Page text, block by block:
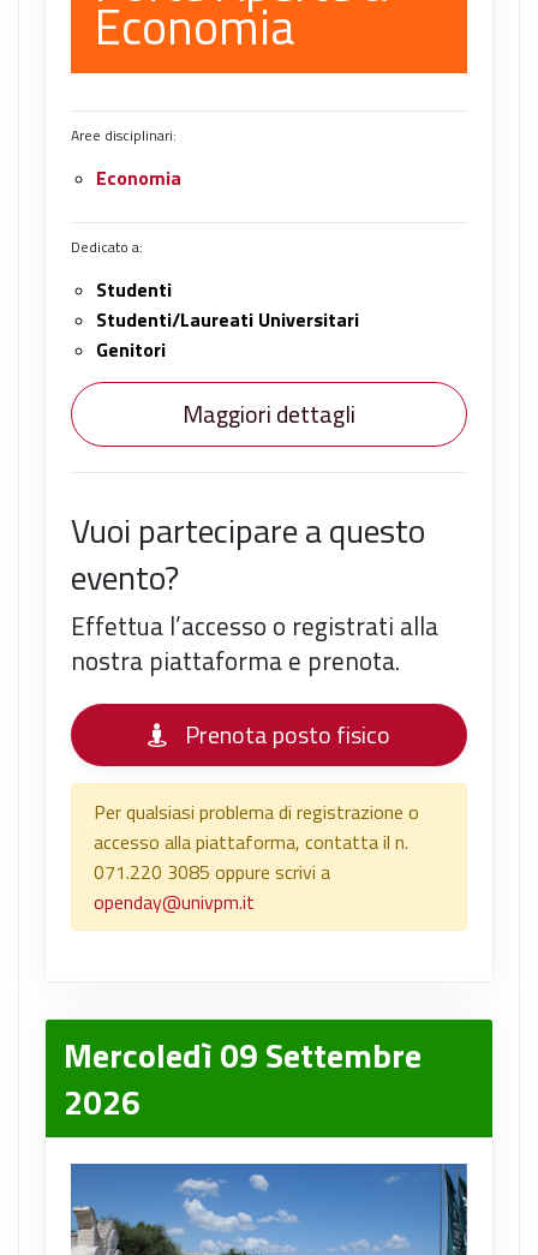
Economia
Aree disciplinari:
Economia
Dedicato a:
Studenti
Studenti/Laureati Universitari
Genitori
Maggiori dettagli
Vuoi partecipare a questo
evento?
Effettua l’accesso o registrati alla
nostra piattaforma e prenota.
Prenota posto fisico
Per qualsiasi problema di registrazione o
accesso alla piattaforma, contatta il n.
071.220 3085 oppure scrivi a
openday@univpm.it
Mercoledì 09 Settembre
2026